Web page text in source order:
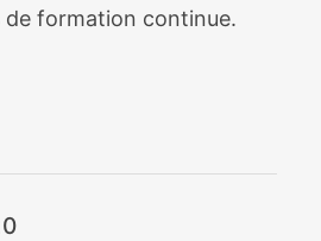
formation continue.